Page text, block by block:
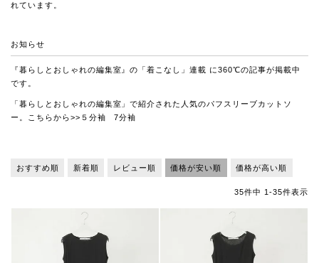
れています。
お知らせ
『暮らしとおしゃれの編集室』の「着こなし」連載 に360℃の記事が掲載中
です。
「暮らしとおしゃれの編集室」で紹介された人気のパフスリーブカットソ
ー。こちらから>> ５分袖7分袖
おすすめ順 新着順 レビュー順 価格が安い順 価格が高い順
35件中 1-35件表示